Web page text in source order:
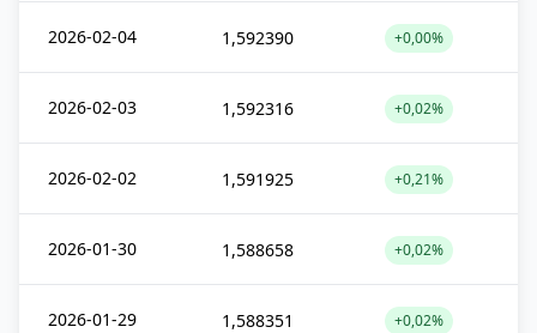
2026-02-04 1,592390 +0,00%
2026-02-03 1,592316 +0,02%
2026-02-02 1,591925 +0,21%
2026-01-30 1,588658 +0,02%
2026-01-29 1,588351 +0,02%